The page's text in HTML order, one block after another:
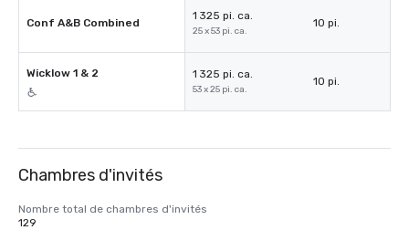
Conf A&B Combined
1 325 pi. ca.
25 x 53 pi. ca.
10 pi.
Wicklow 1 & 2 1 325 pi. ca.
53 x 25 pi. ca.
10 pi.
Chambres d'invités
Nombre total de chambres d'invités
129